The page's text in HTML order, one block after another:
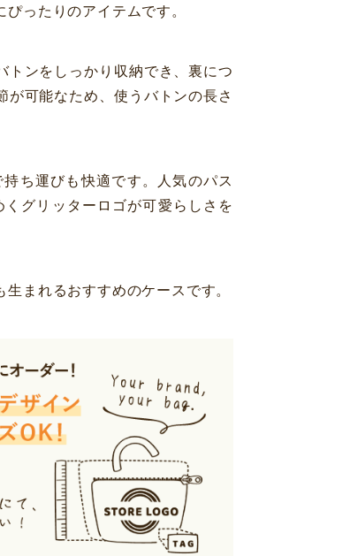
ったりのアイテムです。
トンをしっかり収納でき、裏につ
が可能なため、使うバトンの長さ
ち運びも快適です。人気のパス
グリッターロゴが可愛らしさを
まれるおすすめのケースです。